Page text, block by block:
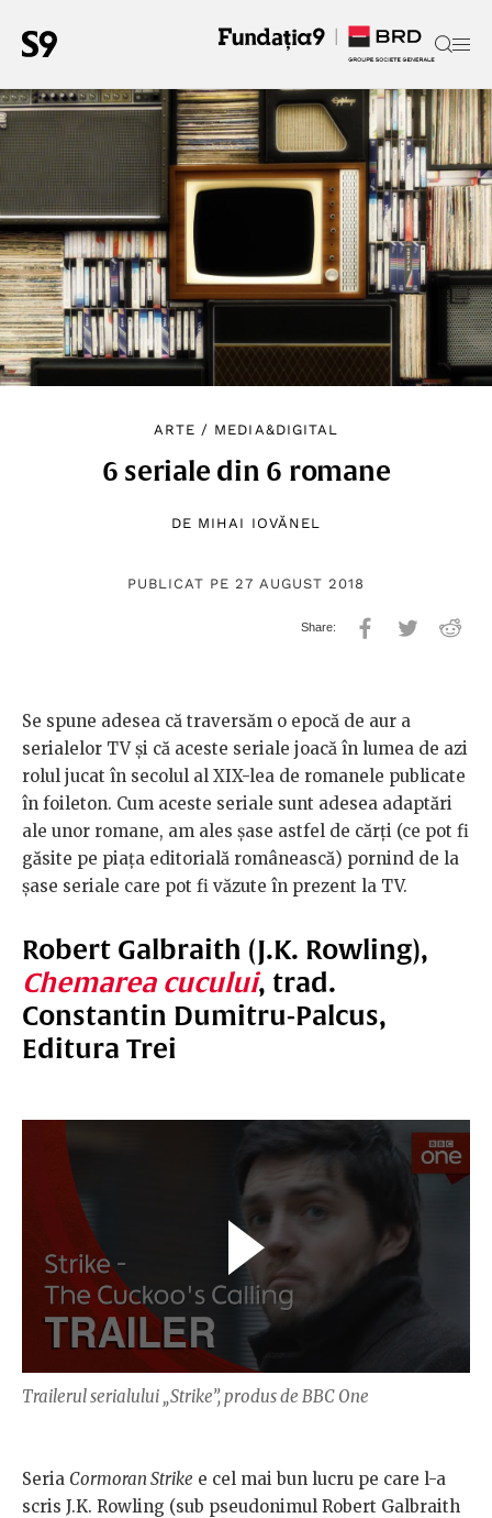
ARTE / MEDIA&DIGITAL
6 seriale din 6 romane
DE MIHAI IOVĂNEL
PUBLICAT PE 27 AUGUST 2018
Se spune adesea că traversăm o epocă de aur a
serialelor TV și că aceste seriale joacă în lumea de azi
rolul jucat în secolul al XIX-lea de romanele publicate
în foileton. Cum aceste seriale sunt adesea adaptări
ale unor romane, am ales șase astfel de cărți (ce pot fi
găsite pe piața editorială românească) pornind de la
șase seriale care pot fi văzute în prezent la TV.
Robert Galbraith (J.K. Rowling),
Chemarea cucului, trad.
Constantin Dumitru-Palcus,
Editura Trei
Trailerul serialului „Strike”, produs de BBC One
Seria Cormoran Strike e cel mai bun lucru pe care l-a
scris J.K. Rowling (sub pseudonimul Robert Galbraith